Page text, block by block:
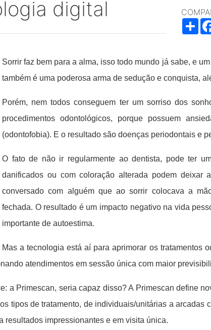
digital
Sorrir faz bem para a alma, isso todo mundo já sabe, e
também é uma poderosa arma de sedução e conquista,
Porém, nem todos conseguem ter um sorriso dos
procedimentos odontológicos, porque possuem
(odontofobia). E o resultado são doenças periodontais e
O fato de não ir regularmente ao dentista, pode ter
danificados ou com coloração alterada podem deixar
conversado com alguém que ao sorrir colocava a
fechada. O resultado é um impacto negativo na vida
importante de autoestima.
Mas a tecnologia está aí para aprimorar os tratamentos
atendimentos em sessão única com maior
a Primescan, seria capaz disso? A Primescan define
tipos de tratamento, de individuais/unitárias a arcadas
resultados impressionantes e em visita única.